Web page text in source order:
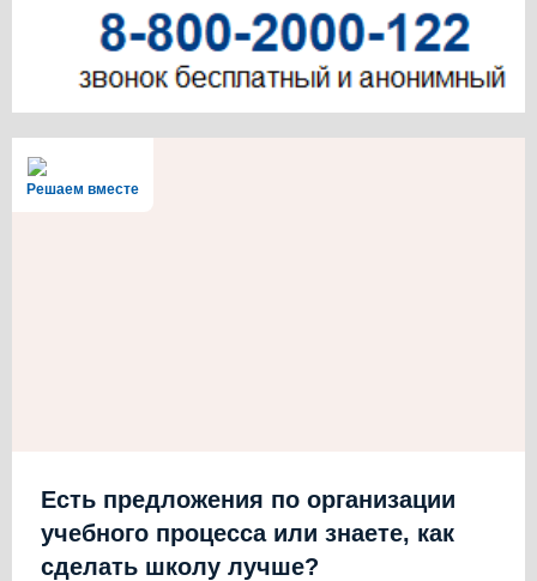
Решаем вместе
Есть предложения по организации
учебного процесса или знаете, как
сделать школу лучше?